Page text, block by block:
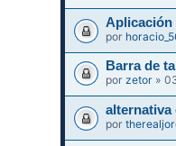
Aplicación
por
Barra de
porzetor »
alternativa
por